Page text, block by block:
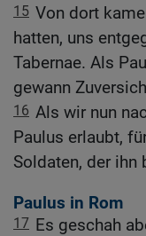
15 Von dort
hatten, uns
Tabernae. Als
gewann
16 Als wir nun
Paulus erlaubt,
Soldaten, der ihn
Paulus in Rom
17 Es geschah